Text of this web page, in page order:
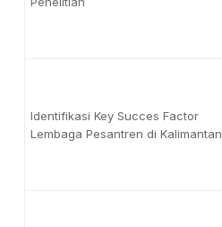
Identifikasi Key Succes Factor
Lembaga Pesantren di Kalimantan